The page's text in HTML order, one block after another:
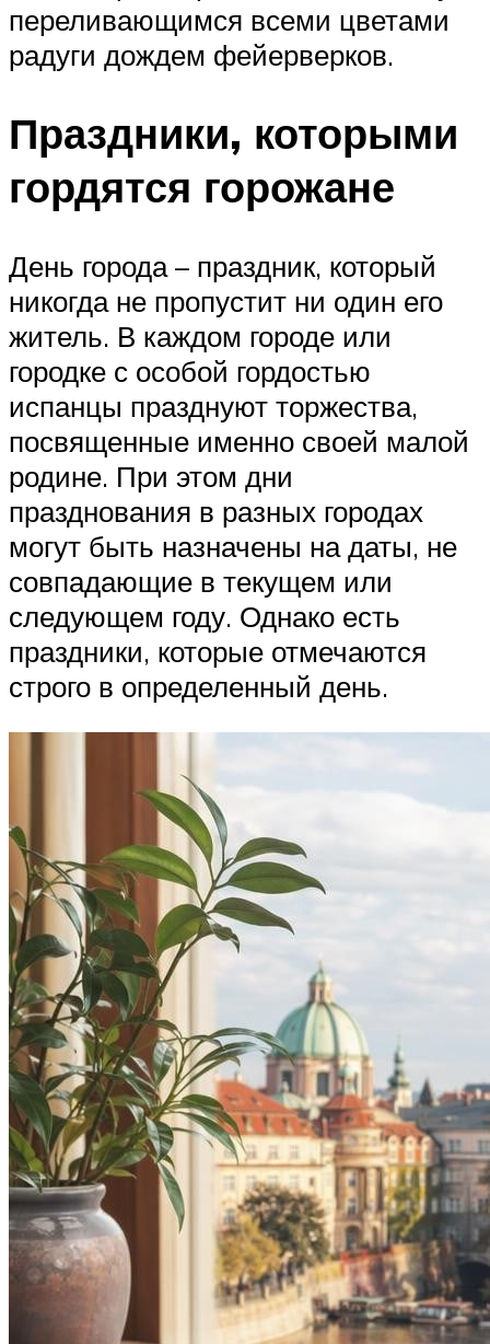
переливающимся всеми цветами
радуги дождем фейерверков.
Праздники, которыми
гордятся горожане
День города – праздник, который
никогда не пропустит ни один его
житель. В каждом городе или
городке с особой гордостью
испанцы празднуют торжества,
посвященные именно своей малой
родине. При этом дни
празднования в разных городах
могут быть назначены на даты, не
совпадающие в текущем или
следующем году. Однако есть
праздники, которые отмечаются
строго в определенный день.